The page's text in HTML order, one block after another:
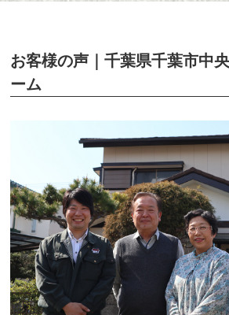
お客様の声｜千葉県千葉市中
ーム